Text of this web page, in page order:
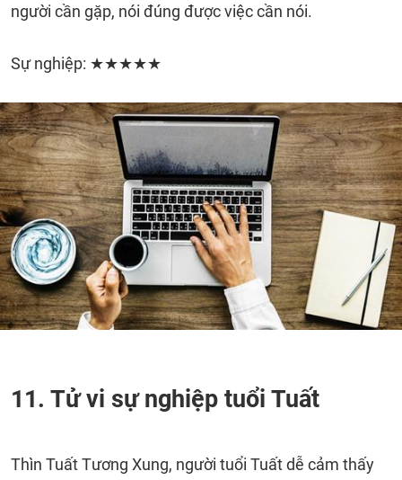
người cần gặp, nói đúng được việc cần nói.
Sự nghiệp: ★★★★★
11. Tử vi sự nghiệp tuổi Tuất
Thìn Tuất Tương Xung, người tuổi Tuất dễ cảm thấy